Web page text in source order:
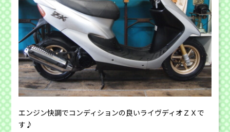
エンジン快調でコンディションの良いライヴディオＺＸで
す♪